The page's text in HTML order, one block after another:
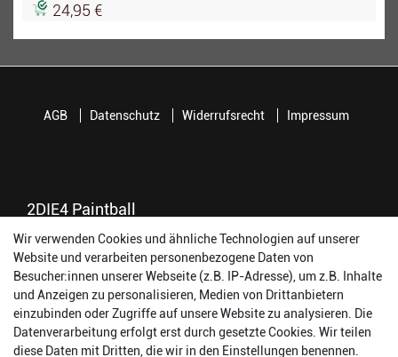
24,95 €
2DIE4 Paintball
56457 Westerburg
Reinhold-Ferger-Straße 26
order@2die4-sports.com
0 26 63/ 9 68 69 37
Öffnungszeiten
AGB Datenschutz Widerrufsrecht Impressum
Wir verwenden Cookies und ähnliche Technologien auf unserer
Website und verarbeiten personenbezogene Daten von
Besucher:innen unserer Webseite (z.B. IP-Adresse), um z.B. Inhalte
und Anzeigen zu personalisieren, Medien von Drittanbietern
einzubinden oder Zugriffe auf unsere Website zu analysieren. Die
Datenverarbeitung erfolgt erst durch gesetzte Cookies. Wir teilen
diese Daten mit Dritten, die wir in den Einstellungen benennen.